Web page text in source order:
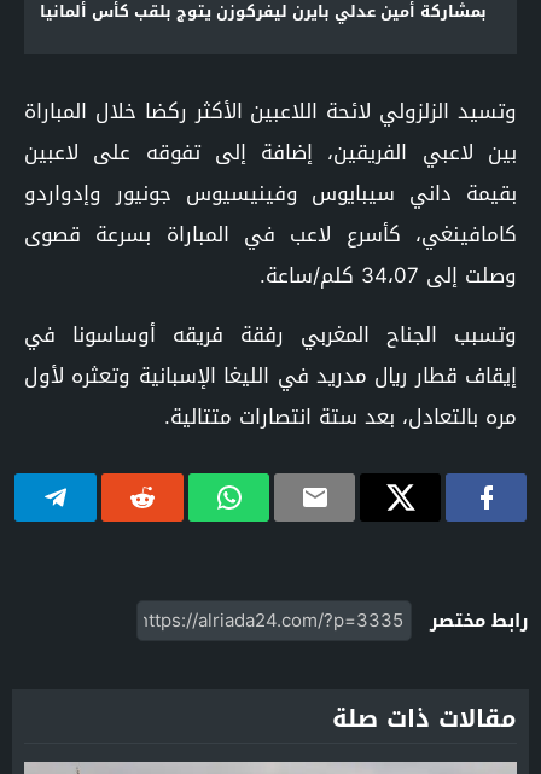
بمشاركة أمين عدلي بايرن ليفركوزن يتوج بلقب كأس ألمانيا
وتسيد الزلزولي لائحة اللاعبين الأكثر ركضا خلال المباراة
بين لاعبي الفريقين، إضافة إلى تفوقه على لاعبين
بقيمة داني سيبايوس وفينيسيوس جونيور وإدواردو
كامافينغي، كأسرع لاعب في المباراة بسرعة قصوى
وصلت إلى 34،07 كلم/ساعة.
وتسبب الجناح المغربي رفقة فريقه أوساسونا في
إيقاف قطار ريال مدريد في الليغا الإسبانية وتعثره لأول
مره بالتعادل، بعد ستة انتصارات متتالية.
رابط مختصر
مقالات ذات صلة